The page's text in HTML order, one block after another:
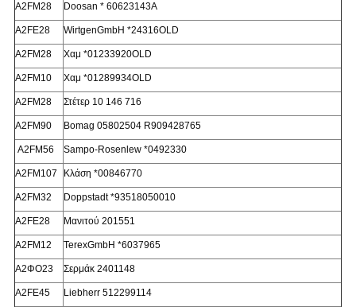
Α2FM28 Doosan * 60623143A
Α2FE28 WirtgenGmbH *24316OLD
Α2FM28 Χαμ *01233920OLD
Α2FM10 Χαμ *01289934OLD
Α2FM28 Στέτερ 10 146 716
Α2FM90 Bomag 05802504 R909428765
Α2FM56 Sampo-Rosenlew *0492330
Α2FM107 Κλάση *00846770
Α2FM32 Doppstadt *93518050010
Α2FE28 Μανιτού 201551
Α2FM12 TerexGmbH *6037965
Α2ΦΟ23 Σερμάκ 2401148
Α2FE45 Liebherr 512299114